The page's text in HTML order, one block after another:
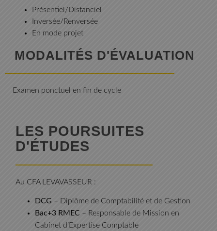
Présentiel/Distanciel
Inversée/Renversée
En mode projet
MODALITÉS D'ÉVALUATION
Examen ponctuel en fin de cycle
LES POURSUITES
D'ÉTUDES
Au CFA LEVAVASSEUR :
DCG – Diplôme de Comptabilité et de Gestion
Bac+3 RMEC – Responsable de Mission en
Cabinet d’Expertise Comptable